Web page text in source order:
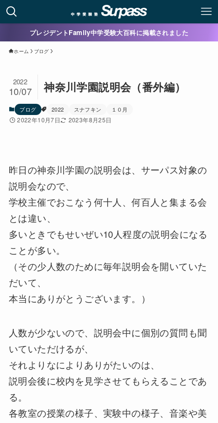
プレジデントFamily中学受験大百科に掲載されました
ホーム ブログ
神奈川学園説明会（番外編）
2022
10/07
ブログ 2022 スナフキン １０月
2022年10月7日 2023年8月25日
昨日の神奈川学園の説明会は、サーパス対象の
説明会なので、
学校主催でおこなう何十人、何百人と集まる会
とは違い、
多いときでもせいぜい10人程度の説明会になる
ことが多い。
（その少人数のために毎年説明会を開いていた
だいて、
本当にありがとうございます。）
人数が少ないので、説明会中に個別の質問も聞
いていただけるが、
それよりなによりありがたいのは、
説明会後に校内を見学させてもらえることであ
る。
各教室の授業の様子、実験中の様子、音楽や美